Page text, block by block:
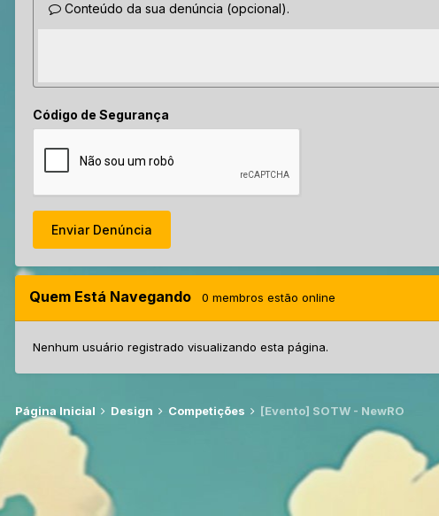
Conteúdo da sua denúncia (opcional).
Código de Segurança
Enviar Denúncia
Quem Está Navegando 0 membros estão online
Nenhum usuário registrado visualizando esta página.
Página Inicial Design Competições [Evento] SOTW - NewRO